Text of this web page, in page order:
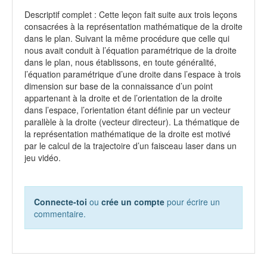
Descriptif complet : Cette leçon fait suite aux trois leçons
consacrées à la représentation mathématique de la droite
dans le plan. Suivant la même procédure que celle qui
nous avait conduit à l’équation paramétrique de la droite
dans le plan, nous établissons, en toute généralité,
l’équation paramétrique d’une droite dans l’espace à trois
dimension sur base de la connaissance d’un point
appartenant à la droite et de l’orientation de la droite
dans l’espace, l’orientation étant définie par un vecteur
parallèle à la droite (vecteur directeur). La thématique de
la représentation mathématique de la droite est motivé
par le calcul de la trajectoire d’un faisceau laser dans un
jeu vidéo.
Connecte-toi ou crée un compte pour écrire un
commentaire.